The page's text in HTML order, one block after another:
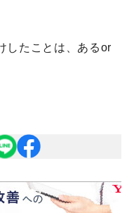
したことは、あるor